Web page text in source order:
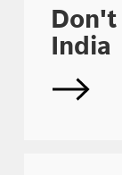
India